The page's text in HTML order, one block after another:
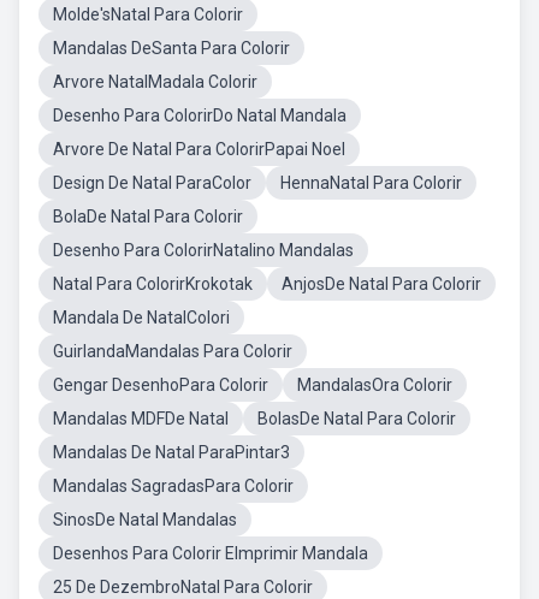
Molde'sNatal Para Colorir
Mandalas DeSanta Para Colorir
Arvore NatalMadala Colorir
Desenho Para ColorirDo Natal Mandala
Arvore De Natal Para ColorirPapai Noel
Design De Natal ParaColor
HennaNatal Para Colorir
BolaDe Natal Para Colorir
Desenho Para ColorirNatalino Mandalas
Natal Para ColorirKrokotak
AnjosDe Natal Para Colorir
Mandala De NatalColori
GuirlandaMandalas Para Colorir
Gengar DesenhoPara Colorir
MandalasOra Colorir
Mandalas MDFDe Natal
BolasDe Natal Para Colorir
Mandalas De Natal ParaPintar3
Mandalas SagradasPara Colorir
SinosDe Natal Mandalas
Desenhos Para Colorir EImprimir Mandala
25 De DezembroNatal Para Colorir